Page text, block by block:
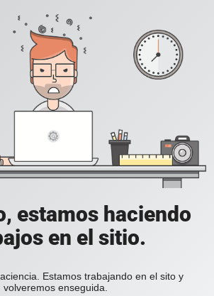
estamos haciendo
en el sitio.
Estamos trabajando en el sito y
volveremos enseguida.